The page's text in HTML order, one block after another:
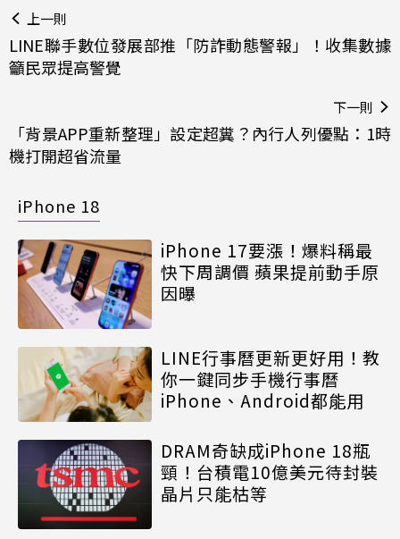
上一則
LINE聯手數位發展部推「防詐動態警報」！收集數據
籲民眾提高警覺
下一則
「背景APP重新整理」設定超糞？內行人列優點：1時
機打開超省流量
iPhone 18
iPhone 17要漲！爆料稱最
快下周調價 蘋果提前動手原
因曝
LINE行事曆更新更好用！教
你一鍵同步手機行事曆
iPhone、Android都能用
DRAM奇缺成iPhone 18瓶
頸！台積電10億美元待封裝
晶片只能枯等